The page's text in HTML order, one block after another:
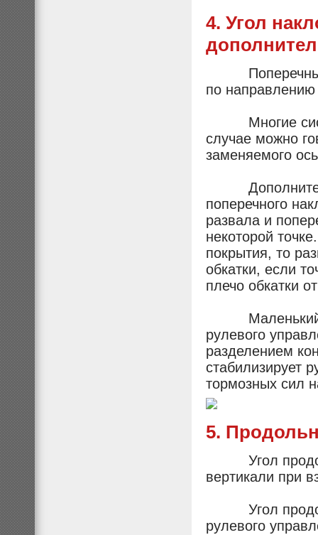
4. Угол
Поперечный
по
Многие
случае можно
заменяемого
поперечного
развала и
некоторой
покрытия, то
обкатки, если
плечо обкатки
Маленький
рулевого
разделением
стабилизирует
тормозных сил
5.
Угол
вертикали при
Угол
рулевого